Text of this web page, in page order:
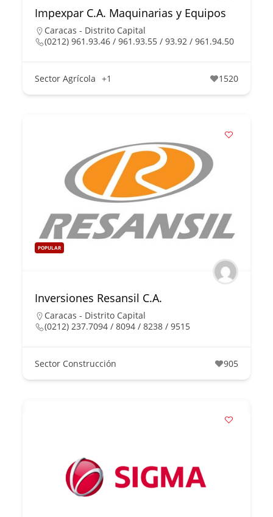
Impexpar C.A. Maquinarias y Equipos
Caracas - Distrito Capital
(0212) 961.93.46 / 961.93.55 / 93.92 / 961.94.50
Sector Agrícola +1 1520
POPULAR
Inversiones Resansil C.A.
Caracas - Distrito Capital
(0212) 237.7094 / 8094 / 8238 / 9515
Sector Construcción 905